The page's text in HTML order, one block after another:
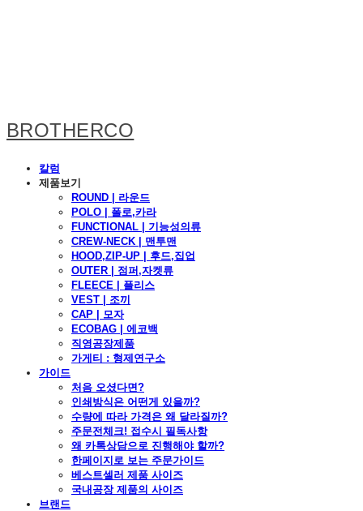
BROTHERCO
칼럼
제품보기
ROUND | 라운드
POLO | 폴로,카라
FUNCTIONAL | 기능성의류
CREW-NECK | 맨투맨
HOOD,ZIP-UP | 후드,집업
OUTER | 점퍼,자켓류
FLEECE | 플리스
VEST | 조끼
CAP | 모자
ECOBAG | 에코백
직영공장제품
가게티 : 형제연구소
가이드
처음 오셨다면?
인쇄방식은 어떤게 있을까?
수량에 따라 가격은 왜 달라질까?
주문전체크! 접수시 필독사항
왜 카톡상담으로 진행해야 할까?
한페이지로 보는 주문가이드
베스트셀러 제품 사이즈
국내공장 제품의 사이즈
브랜드